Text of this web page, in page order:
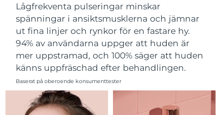
Lågfrekventa pulseringar minskar
spänningar i ansiktsmusklerna och jämnar
ut fina linjer och rynkor för en fastare hy.
94% av användarna uppger att huden är
mer uppstramad, och 100% säger att huden
känns uppfräschad efter behandlingen.
Baserat på oberoende konsumenttester
Filippinerna Förväntad leverans
Polen Förväntad leverans12/8/26
Portugal Förväntad leverans 11/8/26
Puerto Rico Förväntad leverans
Qatar Förväntad leverans12/8/26